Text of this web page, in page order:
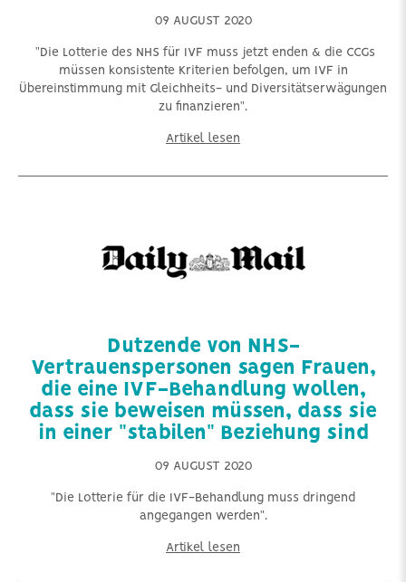
09 AUGUST 2020
"Die Lotterie des NHS für IVF muss jetzt enden & die CCGs
müssen konsistente Kriterien befolgen, um IVF in
Übereinstimmung mit Gleichheits- und Diversitätserwägungen
zu finanzieren".
Artikel lesen
Dutzende von NHS-
Vertrauenspersonen sagen Frauen,
die eine IVF-Behandlung wollen,
dass sie beweisen müssen, dass sie
in einer "stabilen" Beziehung sind
09 AUGUST 2020
"Die Lotterie für die IVF-Behandlung muss dringend
angegangen werden".
Artikel lesen